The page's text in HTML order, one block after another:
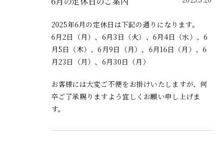
2025年6月の定休日は下記の通りになります。
6月2日（月）、6月3日（火）、6月4日（水）、6
月5日（木）、6月9日（月）、6月16日（月）、6
月23日（月）、6月30日（月）
お客様には大変ご不便をお掛けいたしますが、何
卒ご了承賜りますよう宜しくお願い申し上げま
す。